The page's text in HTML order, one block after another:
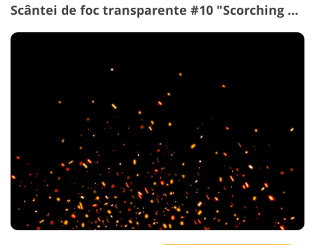
Scântei de foc transparente #10 "Scorching Touch"